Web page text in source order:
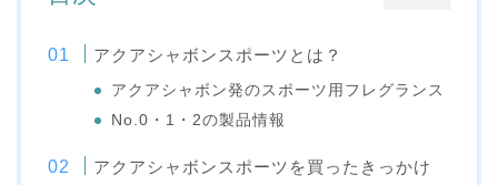
アクアシャボンスポーツとは？
アクアシャボン発のスポーツ用フレグランス
No.0・1・2の製品情報
アクアシャボンスポーツを買ったきっかけ